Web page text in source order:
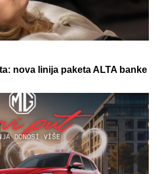
nova linija paketa ALTA banke